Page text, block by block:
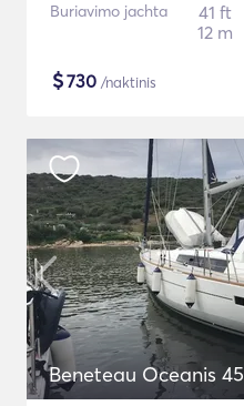
Buriavimo jachta
41 ft
12 m
$730 /naktinis
Beneteau Oceanis 45